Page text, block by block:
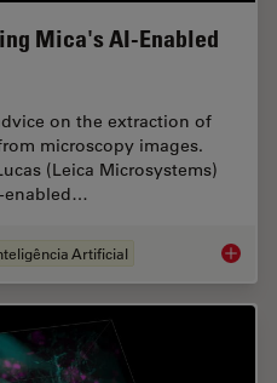
Mica's AI-Enabled
on the extraction of
microscopy images.
(Leica Microsystems)
enabled…
Artificial 3D